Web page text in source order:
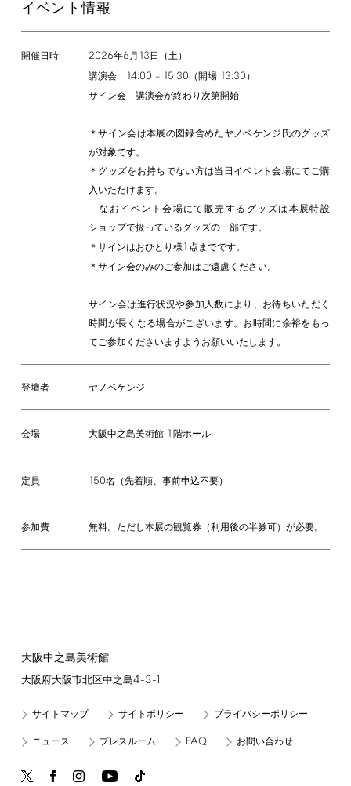
イベント情報
開催日時 2026年6月 13 日（土）
講演会
14:00 – 15:30 （開場 13:30 ）
サイン会 講演会が終わり次第開始
＊サイン会は本展の図録含めたヤノベケンジ氏のグッズ
が対象です。
＊グッズをお持ちでない方は当日イベント会場にてご購
入いただけます。
なおイベント会場にて販売するグッズは本展特設
ショップで扱っているグッズの一部です。
＊サインはおひとり様1 点までです。
＊サイン会のみのご参加はご遠慮ください。
サイン会は進行状況や参加人数により、お待ちいただく
時間が長くなる場合がございます。お時間に余裕をもっ
てご参加くださいますようお願いいたします。
登壇者 ヤノベケンジ
会場 大阪中之島美術館 1 階ホール
定員 150名（先着順、事前申込不要）
参加費 無料。ただし本展の観覧券（利用後の半券可）が必要。
大阪中之島美術館
大阪府大阪市北区中之島4-3-1
サイトマップ サイトポリシー プライバシーポリシー
ニュース プレスルーム FAQ お問い合わせ